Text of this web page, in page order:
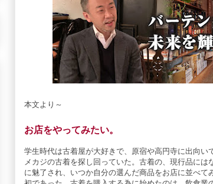
本文より～
お店をやってみたい。
学生時代は古着屋が大好きで、原宿や高円寺に出向い
メカジの古着を探し回っていた。古着の、現行品に
に魅了され、いつか自分の選んだ商品をお店に並べ